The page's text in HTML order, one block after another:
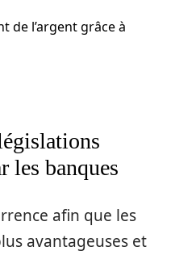
de l’argent grâce à
les banques
afin que les
avantageuses et